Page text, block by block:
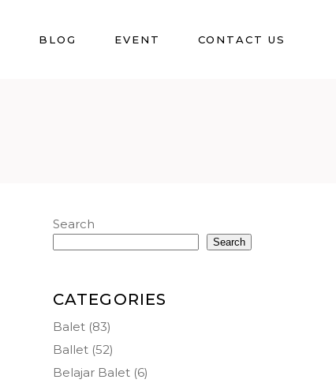
BLOG EVENT CONTACT US
Search
Search
CATEGORIES
Balet(83)
Ballet(52)
Belajar Balet(6)